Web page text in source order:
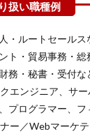
・ルートセール
ト・貿易事務・
務・秘書・受付
クエンジニア、サ
プログラマー、フ
ー／Webマーケ